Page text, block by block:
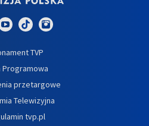
TVP
Programowa
przetargowe
Telewizyjna
tvp.pl